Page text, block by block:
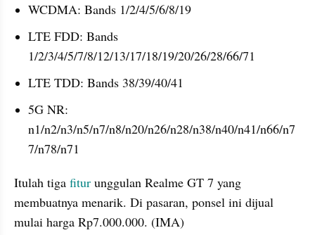
WCDMA: Bands 1/2/4/5/6/8/19
LTE FDD: Bands
1/2/3/4/5/7/8/12/13/17/18/19/20/26/28/66/71
LTE TDD: Bands 38/39/40/41
5G NR:
n1/n2/n3/n5/n7/n8/n20/n26/n28/n38/n40/n41/n66/n7
7/n78/n71
Itulah tiga fitur unggulan Realme GT 7 yang
membuatnya menarik. Di pasaran, ponsel ini dijual
mulai harga Rp7.000.000. (IMA)